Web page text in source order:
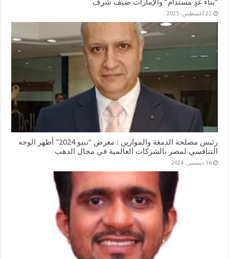
“بناء غدٍ مستدام” والإمارات ضيف شرف
22 أغسطس، 2025
رئيس مصلحة الدمغة والموازين : معرض “نبيو 2024” أظهر الوجه
التنافسي لمصر بالشركات العالمية في مجال الدهب
16 ديسمبر، 2024